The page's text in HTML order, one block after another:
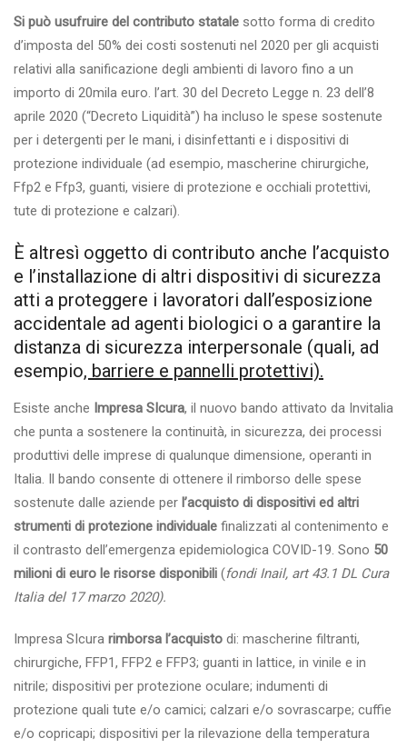
Si può usufruire del contributo statale sotto forma di credito
d’imposta del 50% dei costi sostenuti nel 2020 per gli acquisti
relativi alla sanificazione degli ambienti di lavoro fino a un
importo di 20mila euro. l’art. 30 del Decreto Legge n. 23 dell’8
aprile 2020 (“Decreto Liquidità”) ha incluso le spese sostenute
per i detergenti per le mani, i disinfettanti e i dispositivi di
protezione individuale (ad esempio, mascherine chirurgiche,
Ffp2 e Ffp3, guanti, visiere di protezione e occhiali protettivi,
tute di protezione e calzari).
È altresì oggetto di contributo anche l’acquisto
e l’installazione di altri dispositivi di sicurezza
atti a proteggere i lavoratori dall’esposizione
accidentale ad agenti biologici o a garantire la
distanza di sicurezza interpersonale (quali, ad
esempio, barriere e pannelli protettivi).
Esiste anche Impresa SIcura, il nuovo bando attivato da Invitalia
che punta a sostenere la continuità, in sicurezza, dei processi
produttivi delle imprese di qualunque dimensione, operanti in
Italia. Il bando consente di ottenere il rimborso delle spese
sostenute dalle aziende per l’acquisto di dispositivi ed altri
strumenti di protezione individuale finalizzati al contenimento e
il contrasto dell’emergenza epidemiologica COVID-19. Sono 50
milioni di euro le risorse disponibili (fondi Inail, art 43.1 DL Cura
Italia del 17 marzo 2020).
Impresa SIcura rimborsa l’acquisto di: mascherine filtranti,
chirurgiche, FFP1, FFP2 e FFP3; guanti in lattice, in vinile e in
nitrile; dispositivi per protezione oculare; indumenti di
protezione quali tute e/o camici; calzari e/o sovrascarpe; cuffie
e/o copricapi; dispositivi per la rilevazione della temperatura